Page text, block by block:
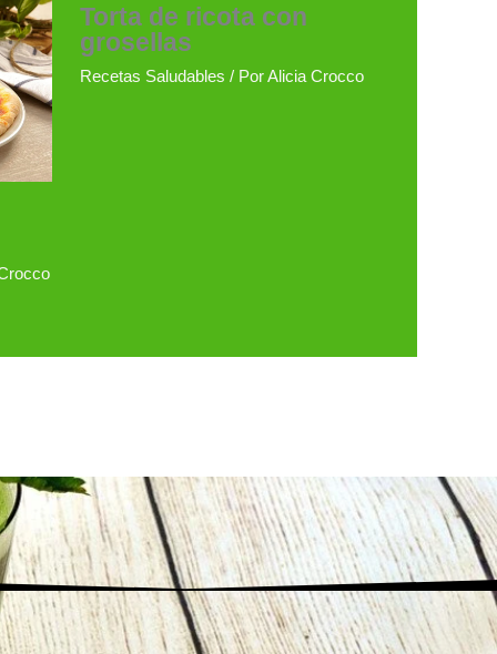
Torta de ricota con
grosellas
Recetas Saludables / PorAlicia Crocco